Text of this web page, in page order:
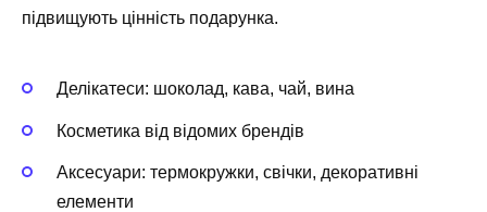
підвищують цінність подарунка.
Делікатеси: шоколад, кава, чай, вина
Косметика від відомих брендів
Аксесуари: термокружки, свічки, декоративні
елементи